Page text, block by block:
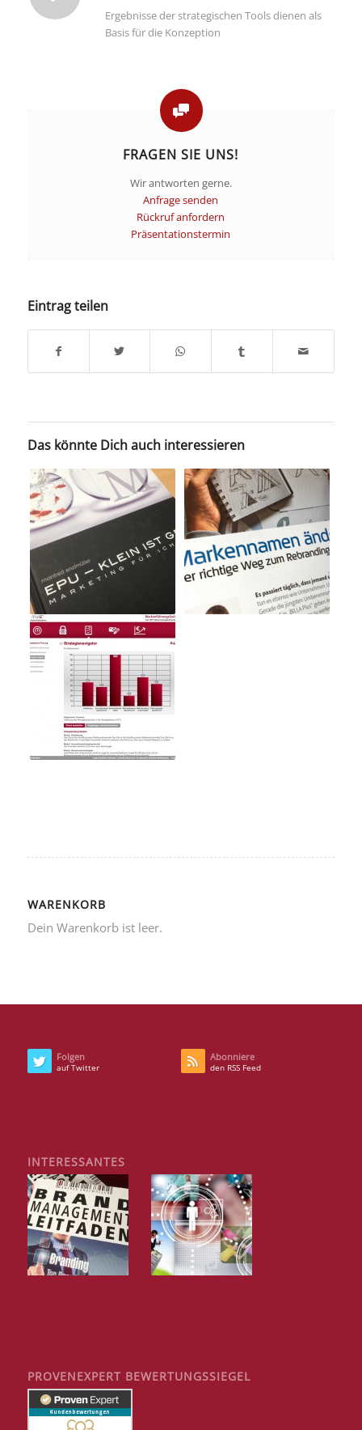
Ergebnisse der strategischen Tools dienen als
Basis für die Konzeption
FRAGEN SIE UNS!
Wir antworten gerne.
Anfrage senden
Rückruf anfordern
Präsentationstermin
Eintrag teilen
Das könnte Dich auch interessieren
WARENKORB
Dein Warenkorb ist leer.
Folgen
auf Twitter
Abonniere
den RSS Feed
INTERESSANTES
PROVENEXPERT BEWERTUNGSSIEGEL